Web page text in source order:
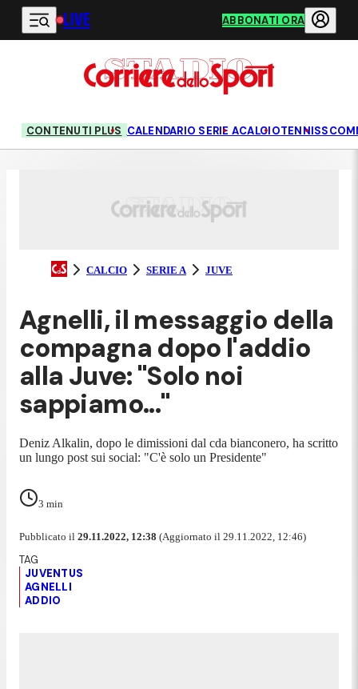
Vai al contenuto principale
LIVE ABBONATI ORA
CONTENUTI PLUS CALENDARIO SERIE ACALCIOTENNIS
CALCIO SERIE A JUVE
Agnelli, il messaggio della
compagna dopo l'addio
alla Juve: "Solo noi
sappiamo..."
Deniz Alkalin, dopo le dimissioni dal cda bianconero, ha scritto
un lungo post sui social: "C'è solo un Presidente"
3 min
Pubblicato il 29.11.2022, 12:38 (Aggiornato il 29.11.2022, 12:46)
JUVENTUS
AGNELLI
ADDIO